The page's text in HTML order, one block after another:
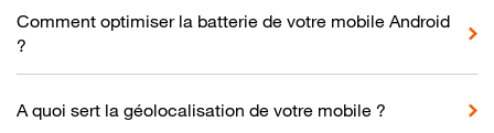
Comment optimiser la batterie de votre mobile Android
?
A quoi sert la géolocalisation de votre mobile ?